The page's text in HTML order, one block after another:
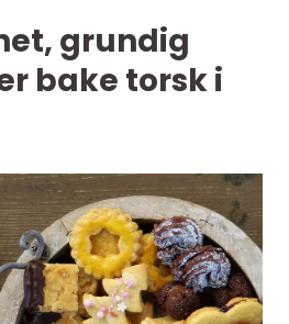
grundig
bake torsk i